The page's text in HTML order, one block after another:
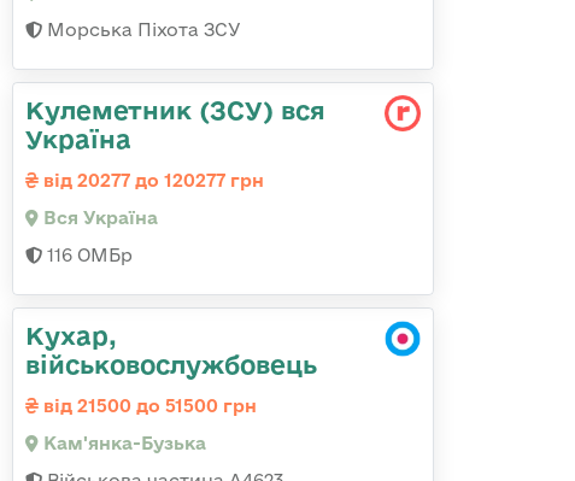
Морська Піхота ЗСУ
Кулеметник (ЗСУ) вся
Україна
від 20277 до 120277 грн
Вся Україна
116 ОМБр
Кухар,
військовослужбовець
від 21500 до 51500 грн
Кам'янка-Бузька